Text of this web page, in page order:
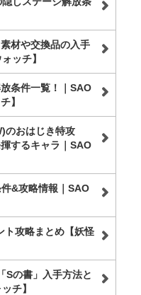
材や交換品の入手
ッチ】
条件一覧！｜SAO
】
のおはじき特攻
するキャラ｜SAO
&攻略情報｜SAO
ト攻略まとめ【妖怪
Sの書」入手方法と
チ】